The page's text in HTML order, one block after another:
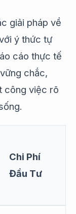
giải pháp về
ý thức tự
cáo thực tế
chắc,
công việc rõ
Chi Phí
Đầu Tư